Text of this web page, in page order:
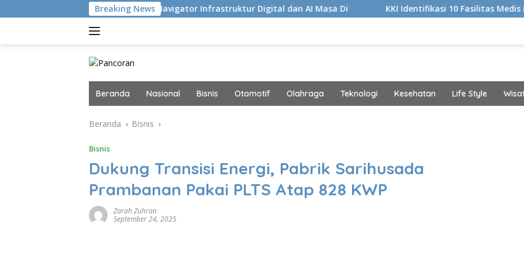
ke
Breaking News
Navigator Infrastruktur Digital dan AI Masa Di KKI Identifikasi 10 Fasilitas Medis Nakes yang
Beranda Nasional Bisnis Otomotif Olahraga Teknologi Kesehatan Life Style
Beranda Bisnis
Bisnis
Dukung Transisi Energi, Pabrik Sarihusada
Prambanan Pakai PLTS Atap 828 KWP
Zarah Zuhran
September 24, 2025